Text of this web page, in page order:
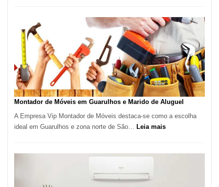
Culinária
Brasileira
e
Marmitex
em
Destaque
em
Tatuí
Montador de Móveis em Guarulhos e Marido de Aluguel
A Empresa Vip Montador de Móveis destaca-se como a escolha
ideal em Guarulhos e zona norte de São… Leia mais: